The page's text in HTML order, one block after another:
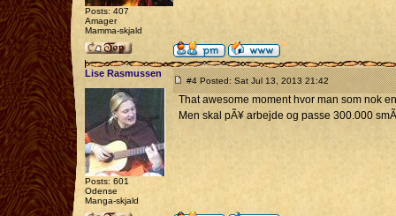
Posts: 407
Amager
Mamma-skjald
Lise Rasmussen
Posts: 601
Odense
Manga-skjald
#4 Posted: Sat Jul 13, 2013 21:42
That awesome moment hvor man som nok
Men skal pÃ¥ arbejde og passe 300.000